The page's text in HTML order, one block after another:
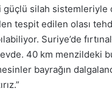
güçlü silah sistemleriyle
tespit edilen olası
Suriye’de
40 km menzildeki
bayrağın